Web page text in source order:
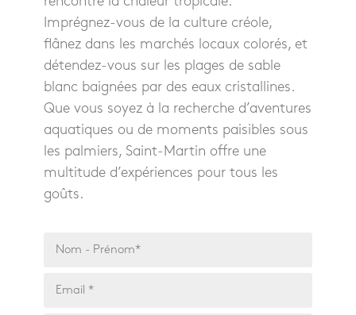
Imprégnez-vous de la culture créole,
flânez dans les marchés locaux colorés, et
détendez-vous sur les plages de sable
blanc baignées par des eaux cristallines.
Que vous soyez à la recherche d’aventures
aquatiques ou de moments paisibles sous
les palmiers, Saint-Martin offre une
multitude d’expériences pour tous les
goûts.